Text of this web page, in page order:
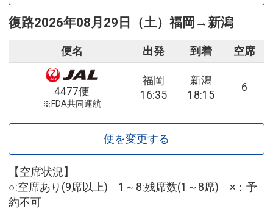
復路2026年08月29日（土）福岡 →新潟
便名 出発 到着 空席
4477便
※FDA共同運航
福岡
16:35
新潟
18:15
6
便を変更する
【空席状況】
○:空席あり(9席以上) 1～8:残席数(1～8席) ×：予
約不可